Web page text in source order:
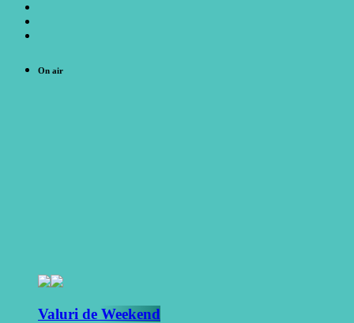
On air
Valuri de Weekend